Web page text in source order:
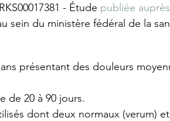
- Étude publiée
sein du ministère fédéral de la
présentant des douleurs
de 20 à 90 jours.
dont deux normaux (verum)